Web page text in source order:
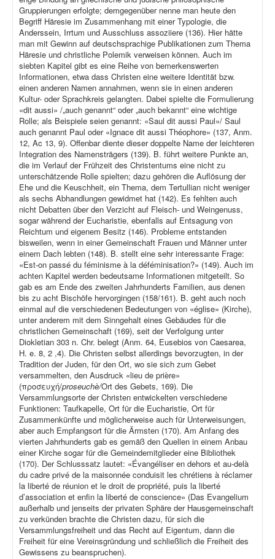
Gruppierungen erfolgte; demgegenüber nenne man heute den
Begriff Häresie im Zusammenhang mit einer Typologie, die
Anderssein, Irrtum und Ausschluss assoziiere (136). Hier hätte
man mit Gewinn auf deutschsprachige Publikationen zum Thema
Häresie und christliche Polemik verweisen können. Auch im
siebten Kapitel gibt es eine Reihe von bemerkenswerten
Informationen, etwa dass Christen eine weitere Identität bzw.
einen anderen Namen annahmen, wenn sie in einen anderen
Kultur- oder Sprachkreis gelangten. Dabei spielte die Formulierung
«dit aussi» /„auch genannt“ oder „auch bekannt“ eine wichtige
Rolle; als Beispiele seien genannt: «Saul dit aussi Paul»/ Saul
auch genannt Paul oder «Ignace dit aussi Théophore» (137, Anm.
12, Ac 13, 9). Offenbar diente dieser doppelte Name der leichteren
Integration des Namensträgers (139). B. führt weitere Punkte an,
die im Verlauf der Frühzeit des Christentums eine nicht zu
unterschätzende Rolle spielten; dazu gehören die Auflösung der
Ehe und die Keuschheit, ein Thema, dem Tertullian nicht weniger
als sechs Abhandlungen gewidmet hat (142). Es fehlten auch
nicht Debatten über den Verzicht auf Fleisch- und Weingenuss,
sogar während der Eucharistie, ebenfalls auf Entsagung von
Reichtum und eigenem Besitz (146). Probleme entstanden
bisweilen, wenn in einer Gemeinschaft Frauen und Männer unter
einem Dach lebten (148). B. stellt eine sehr interessante Frage:
«Est-on passé du féminisme à la déféminisation?» (149). Auch im
achten Kapitel werden bedeutsame Informationen mitgeteilt. So
gab es am Ende des zweiten Jahrhunderts Familien, aus denen
bis zu acht Bischöfe hervorgingen (158/161). B. geht auch noch
einmal auf die verschiedenen Bedeutungen von «église» (Kirche),
unter anderem mit dem Sinngehalt eines Gebäudes für die
christlichen Gemeinschaft (169), seit der Verfolgung unter
Diokletian 303 n. Chr. belegt (Anm. 64, Eusebios von Caesarea,
H. e. 8, 2 ,4). Die Christen selbst allerdings bevorzugten, in der
Tradition der Juden, für den Ort, wo sie sich zum Gebet
versammelten, den Ausdruck «lieu de prière»
(προσευχή/proseuchè/Ort des Gebets, 169). Die
Versammlungsorte der Christen entwickelten verschiedene
Funktionen: Taufkapelle, Ort für die Eucharistie, Ort für
Zusammenkünfte und möglicherweise auch für Unterweisungen,
aber auch Empfangsort für die Ärmsten (170). Am Anfang des
vierten Jahrhunderts gab es gemäß den Quellen in einem Anbau
einer Kirche sogar für die Gemeindemitglieder eine Bibliothek
(170). Der Schlusssatz lautet: «Évangéliser en dehors et au-delà
du cadre privé de la maisonnée conduisit les chrétiens à réclamer
la liberté de réunion et le droit de propriété, puis la liberté
d’association et enfin la liberté de conscience» (Das Evangelium
außerhalb und jenseits der privaten Sphäre der Hausgemeinschaft
zu verkünden brachte die Christen dazu, für sich die
Versammlungsfreiheit und das Recht auf Eigentum, dann die
Freiheit für eine Vereinsgründung und schließlich die Freiheit des
Gewissens zu beanspruchen).